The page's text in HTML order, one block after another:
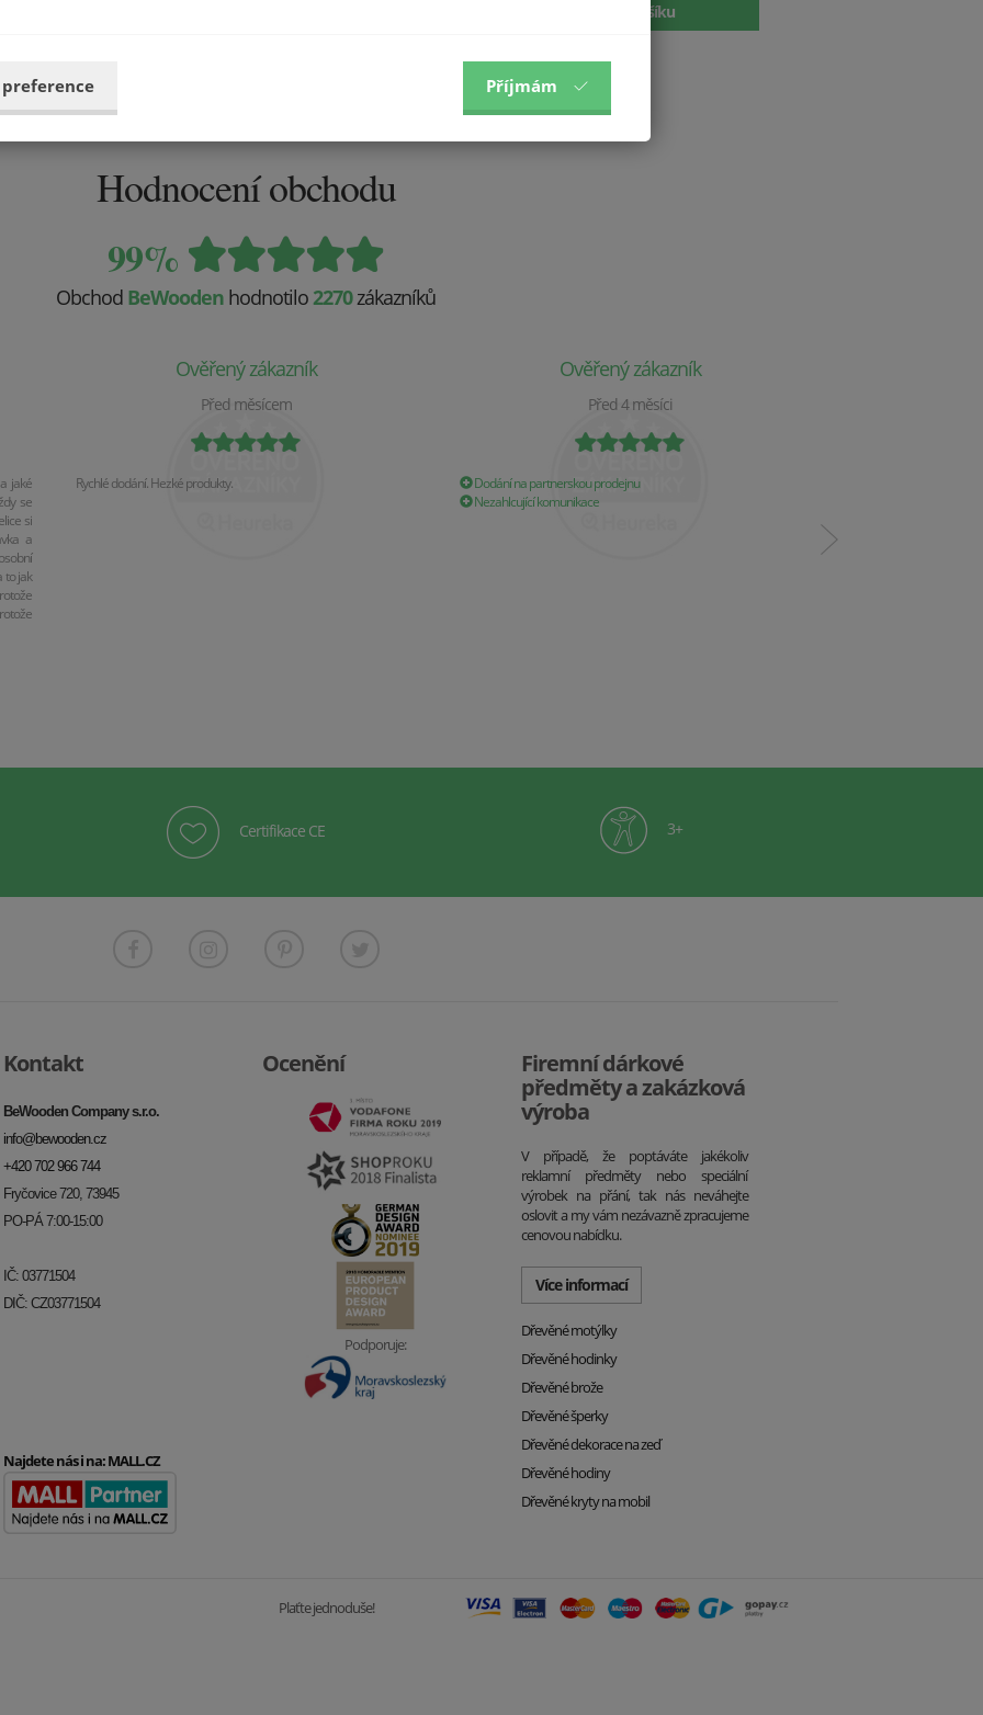
Vložit do košíku
Hodnocení obchodu
99%
Obchod BeWooden hodnotilo 2270zákazníků
jaké
se
si
a
to jak
Ověřený zákazník
Před měsícem
Rychlé dodání. Hezké produkty.
Ověřený zákazník
Před 4 měsíci
Dodání na partnerskou prodejnu
Nezahlcující komunikace
Certifikace CE 3+
Kontakt
BeWooden Company s.r.o.
info@bewooden.cz
+420 702 966 744
Fryčovice 720, 73945
PO-PÁ 7:00-15:00
IČ: 03771504
DIČ: CZ03771504
Najdete nás i na:MALL.CZ
Ocenění
Podporuje:
Firemní dárkové
předměty a zakázková
výroba
V případě, že poptáváte jakékoliv
reklamní předměty nebo speciální
výrobek na přání, tak nás neváhejte
oslovit a my vám nezávazně zpracujeme
cenovou nabídku.
Více informací
Dřevěné motýlky
Dřevěné hodinky
Dřevěné brože
Dřevěné šperky
Dřevěné dekorace na zeď
Dřevěné hodiny
Dřevěné kryty na mobil
Plaťte jednoduše!
Příjmám